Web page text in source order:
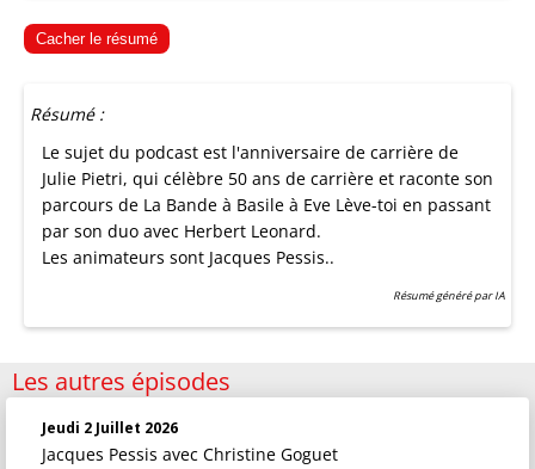
Cacher le résumé
Résumé :
Le sujet du podcast est l'anniversaire de carrière de
Julie Pietri, qui célèbre 50 ans de carrière et raconte son
parcours de La Bande à Basile à Eve Lève-toi en passant
par son duo avec Herbert Leonard.
Les animateurs sont Jacques Pessis..
Résumé généré par IA
Les autres épisodes
Jeudi 2 Juillet 2026
Jacques Pessis avec Christine Goguet